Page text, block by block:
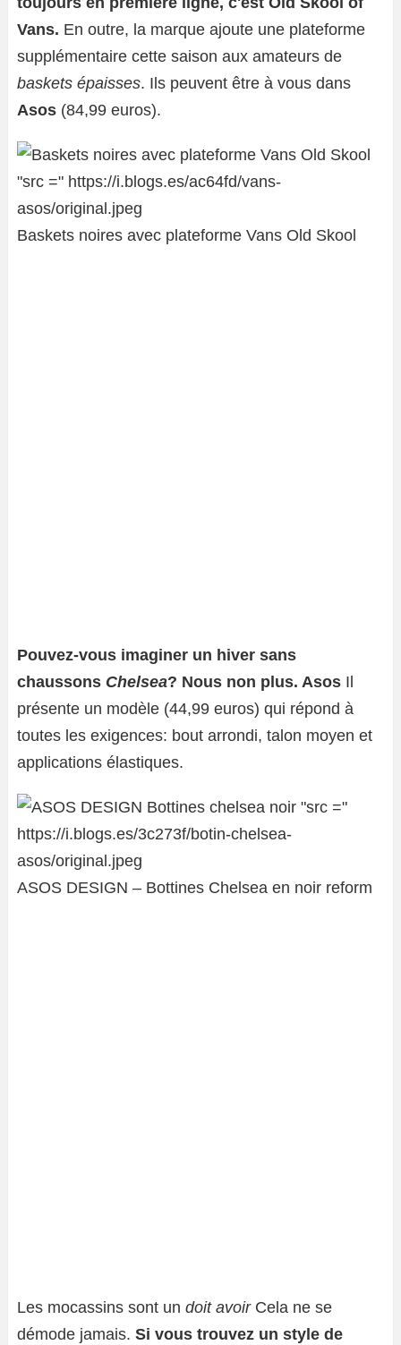
Vans. En outre, la marque ajoute une plateforme
supplémentaire cette saison aux amateurs de
baskets épaisses. Ils peuvent être à vous dans
Asos (84,99 euros).
Baskets noires avec plateforme Vans Old Skool
Pouvez-vous imaginer un hiver sans
chaussons Chelsea? Nous non plus. Asos Il
présente un modèle (44,99 euros) qui répond à
toutes les exigences: bout arrondi, talon moyen et
applications élastiques.
ASOS DESIGN – Bottines Chelsea en noir reform
Les mocassins sont un doit avoir Cela ne se
démode jamais. Si vous trouvez un style de